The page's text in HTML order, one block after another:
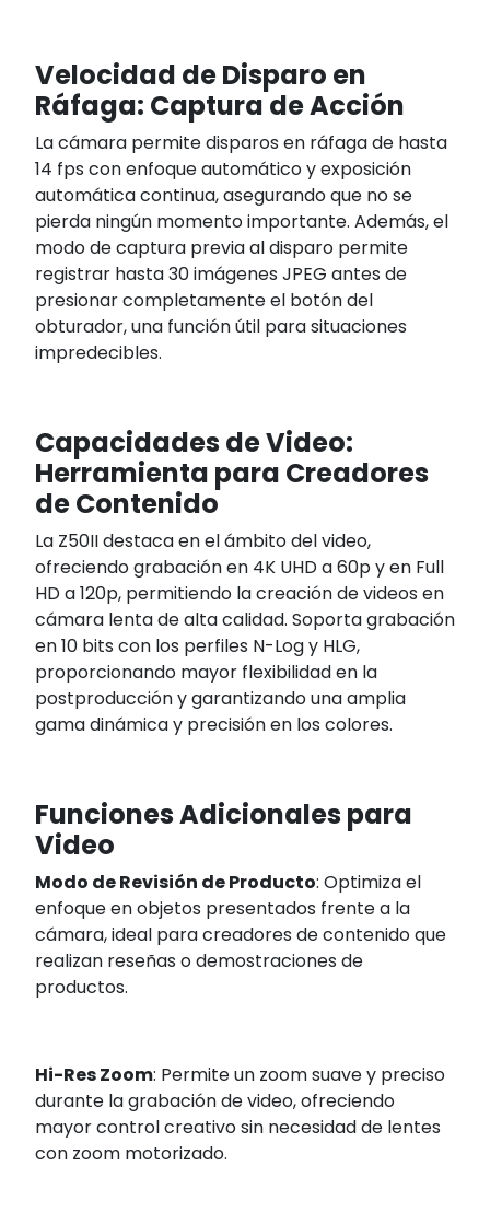
Velocidad de Disparo en
Ráfaga: Captura de Acción
La cámara permite disparos en ráfaga de hasta
14 fps con enfoque automático y exposición
automática continua, asegurando que no se
pierda ningún momento importante. Además, el
modo de captura previa al disparo permite
registrar hasta 30 imágenes JPEG antes de
presionar completamente el botón del
obturador, una función útil para situaciones
impredecibles.
Capacidades de Video:
Herramienta para Creadores
de Contenido
La Z50II destaca en el ámbito del video,
ofreciendo grabación en 4K UHD a 60p y en Full
HD a 120p, permitiendo la creación de videos en
cámara lenta de alta calidad. Soporta grabación
en 10 bits con los perfiles N-Log y HLG,
proporcionando mayor flexibilidad en la
postproducción y garantizando una amplia
gama dinámica y precisión en los colores.
Funciones Adicionales para
Video
Modo de Revisión de Producto: Optimiza el
enfoque en objetos presentados frente a la
cámara, ideal para creadores de contenido que
realizan reseñas o demostraciones de
productos.
Hi-Res Zoom: Permite un zoom suave y preciso
durante la grabación de video, ofreciendo
mayor control creativo sin necesidad de lentes
con zoom motorizado.